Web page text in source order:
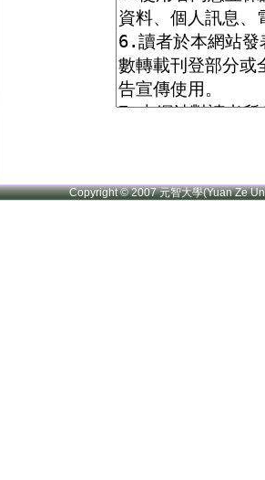
Copyright © 2007 元智大學(Yuan Ze